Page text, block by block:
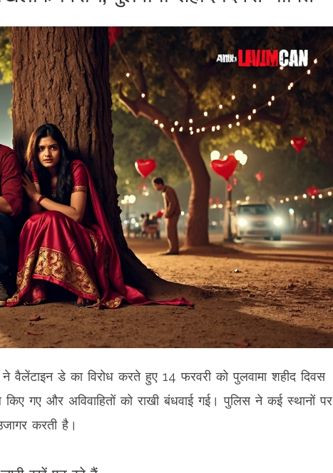
वैलेंटाइन डे का विरोध करते हुए 14 फरवरी को पुलवामा शहीद दिवस
गए और अविवाहितों को राखी बंधवाई गई। पुलिस ने कई स्थानों पर
करती है।